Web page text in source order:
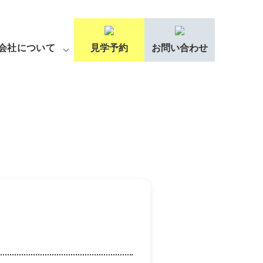
社について 見学予約 お問い合わせ